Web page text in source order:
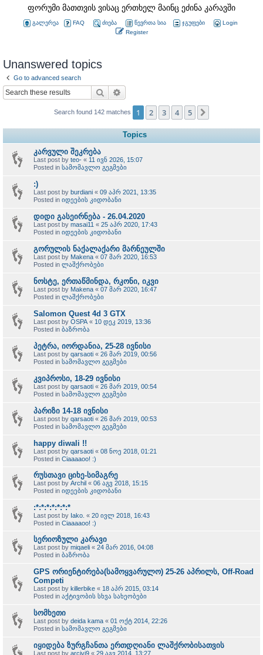
ფორუმი მათთვის ვისაც ერთხელ მაინც ეძინა კარავში
გალერეა FAQ ძიება წევრთა სია ჯგუფები
Login
Register
Unanswered topics
Go to advanced search
Search
Search found 142 matches 1 2 3 4 5
Topics
კარვული შეკრება
Last post by teo- « 11 ივნ 2026, 15:07
Posted in სამომავლო გეგმები
:)
Last post by burdiani « 09 აპრ 2021, 13:35
Posted in იდეების კიდობანი
დიდი გასეირნება - 26.04.2020
Last post by masai11 « 25 აპრ 2020, 17:43
Posted in იდეების კიდობანი
გორულის ნაქალაქარი მარნეულში
Last post by Makena « 07 მარ 2020, 16:53
Posted in ლაშქრობები
ნოსტე, ერთაწმინდა, რკონი, იკვი
Last post by Makena « 07 მარ 2020, 16:47
Posted in ლაშქრობები
Salomon Quest 4d 3 GTX
Last post by OSPA « 10 დეკ 2019, 13:36
Posted in ბაზრობა
პეტრა, იორდანია, 25-28 ივნისი
Last post by qarsaoti « 26 მარ 2019, 00:56
Posted in სამომავლო გეგმები
კვიპროსი, 18-29 ივნისი
Last post by qarsaoti « 26 მარ 2019, 00:54
Posted in სამომავლო გეგმები
პარიზი 14-18 ივნისი
Last post by qarsaoti « 26 მარ 2019, 00:53
Posted in სამომავლო გეგმები
happy diwali !!
Last post by qarsaoti « 08 ნოე 2018, 01:21
Posted in Ciaaaaoo! :)
რუსთავი ციხე-სიმაგრე
Last post by Archil « 06 აგვ 2018, 15:15
Posted in იდეების კიდობანი
:*:*:*:*:*:*:*
Last post by Iako. « 20 ივლ 2018, 16:43
Posted in Ciaaaaoo! :)
სერიოზული კარავი
Last post by miqaeli « 24 მარ 2016, 04:08
Posted in ბაზრობა
GPS ორიენტირება(სამოყვარულო) 25-26 აპრილს, Off-Road
Competi
Last post by killerbike « 18 აპრ 2015, 03:14
Posted in აქტივობის სხვა სახეობები
სომხეთი
Last post by deida kama « 01 ოქტ 2014, 22:26
Posted in სამომავლო გეგმები
იყიდება ზურგჩანთა ერთდღიანი ლაშქრობისათვის
Last post by arcivi9 « 29 აგვ 2014, 13:27